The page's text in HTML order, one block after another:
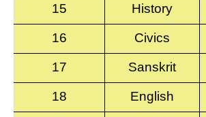
15 History
16 Civics
17 Sanskrit
18 English